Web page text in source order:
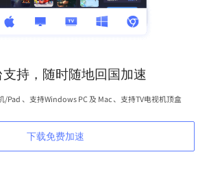
持，随时随地回国加速
Pad 、支持Windows PC 及 Mac 、支持TV电视机顶盒
下载免费加速